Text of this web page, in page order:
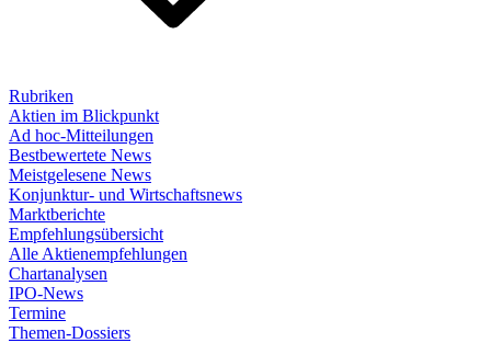
Rubriken
Aktien im Blickpunkt
Ad hoc-Mitteilungen
Bestbewertete News
Meistgelesene News
Konjunktur- und Wirtschaftsnews
Marktberichte
Empfehlungsübersicht
Alle Aktienempfehlungen
Chartanalysen
IPO-News
Termine
Themen-Dossiers